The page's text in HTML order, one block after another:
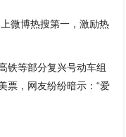
微博热搜第一，激励热
等部分复兴号动车组
票，网友纷纷暗示：“爱